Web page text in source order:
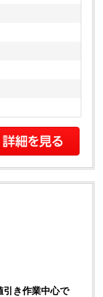
引き作業中心で